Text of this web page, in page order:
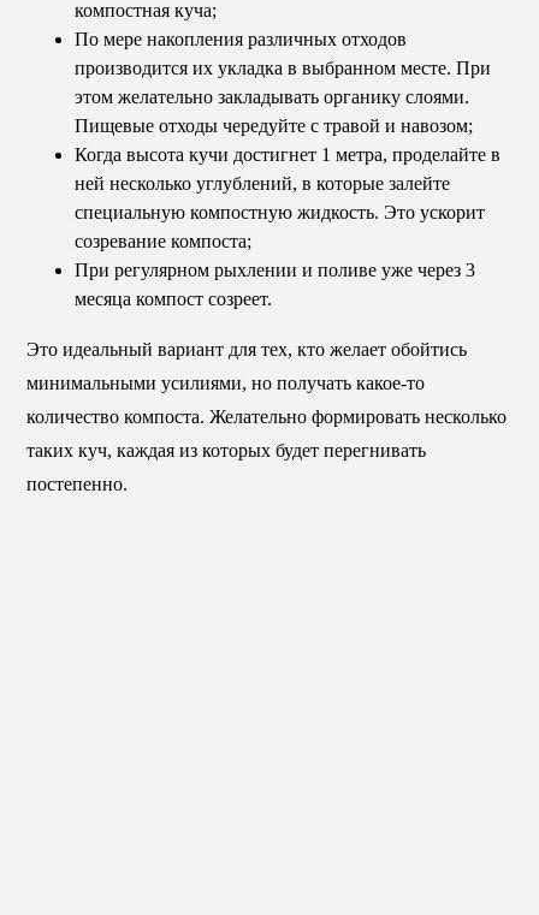
компостная куча;
По мере накопления различных отходов
производится их укладка в выбранном месте. При
этом желательно закладывать органику слоями.
Пищевые отходы чередуйте с травой и навозом;
Когда высота кучи достигнет 1 метра, проделайте в
ней несколько углублений, в которые залейте
специальную компостную жидкость. Это ускорит
созревание компоста;
При регулярном рыхлении и поливе уже через 3
месяца компост созреет.
Это идеальный вариант для тех, кто желает обойтись
минимальными усилиями, но получать какое-то
количество компоста. Желательно формировать несколько
таких куч, каждая из которых будет перегнивать
постепенно.